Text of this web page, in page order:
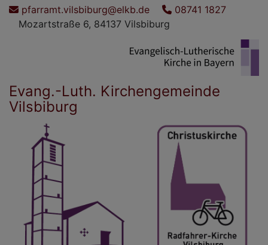
Direktpfarramt.vilsbiburg@elkb.de
08741 1827
Mozartstraße 6, 84137 Vilsbiburg
Evang.-Luth. Kirchengemeinde
Vilsbiburg